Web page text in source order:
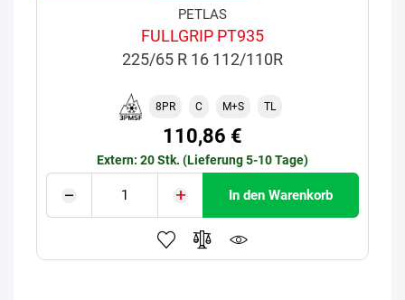
PETLAS
FULLGRIP PT935
225/65 R 16 112/110R
8PR C M+S TL
110,86 €
Extern: 20 Stk. (Lieferung 5-10 Tage)
In den Warenkorb